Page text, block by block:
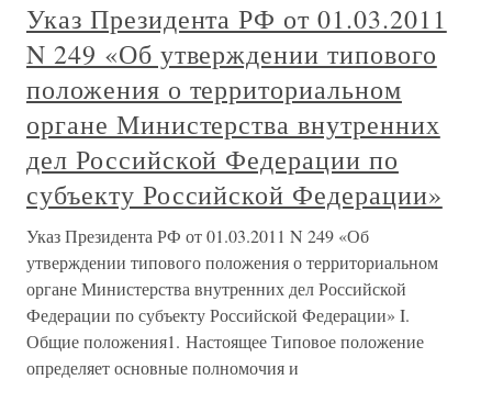
Указ Президента РФ от 01.03.2011
N 249 «Об утверждении типового
положения о территориальном
органе Министерства внутренних
дел Российской Федерации по
субъекту Российской Федерации»
Указ Президента РФ от 01.03.2011 N 249 «Об
утверждении типового положения о территориальном
органе Министерства внутренних дел Российской
Федерации по субъекту Российской Федерации» I.
Общие положения1. Настоящее Типовое положение
определяет основные полномочия и